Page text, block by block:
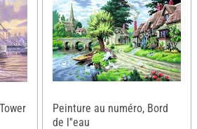
Peinture au numéro, Bord
de l''eau